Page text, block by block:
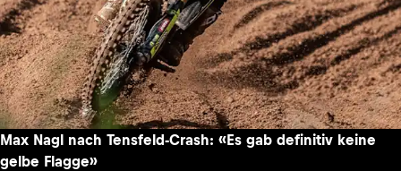
Max Nagl nach Tensfeld-Crash: «Es gab definitiv keine
gelbe Flagge»